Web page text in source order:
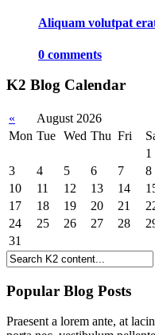
Aliquam volutpat
0 comments
K2 Blog Calendar
« August 2026
Mon Tue Wed Thu Fri
1
3
4 5 6 7 8
10
11 12 13 14
17
18 19 20 21
24
25 26 27 28
31
Popular Blog Posts
Praesent a lorem ante, at